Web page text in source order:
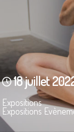
18 juillet
Expositions
Expositions